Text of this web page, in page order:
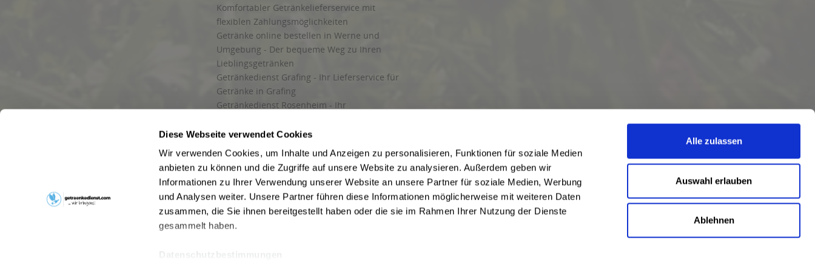
Diese Webseite verwendet Cookies
Wir verwenden Cookies, um Inhalte und Anzeigen zu personalisieren, Funktionen für soziale Medien
anbieten zu können und die Zugriffe auf unsere Website zu analysieren. Außerdem geben wir
Informationen zu Ihrer Verwendung unserer Website an unsere Partner für soziale Medien, Werbung
und Analysen weiter. Unsere Partner führen diese Informationen möglicherweise mit weiteren Daten
zusammen, die Sie ihnen bereitgestellt haben oder die sie im Rahmen Ihrer Nutzung der Dienste
gesammelt haben.
Alle zulassen
Auswahl erlauben
Ablehnen
Komfortabler Getränkelieferservice mit
flexiblen Zahlungsmöglichkeiten
Getränke online bestellen in Werne und
Umgebung - Der bequeme Weg zu Ihren
Lieblingsgetränken
Getränkedienst Grafing - Ihr Lieferservice für
Getränke in Grafing
Getränkedienst Rosenheim - Ihr
und Umgebung
Getränkelieferung in Starnberg
Liefergebiet
Lieferservice für Getränke
Wir liefern Getränke
Kontakt
Newsletter